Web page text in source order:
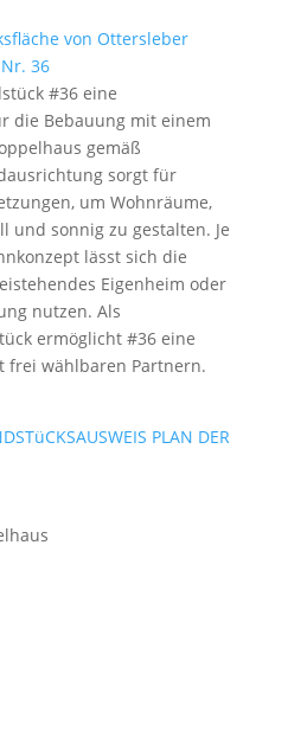
#36 eine
die Bebauung mit einem
gemäß
sorgt für
um Wohnräume,
und sonnig zu gestalten. Je
lässt sich die
Eigenheim oder
nutzen. Als
ermöglicht #36 eine
frei wählbaren Partnern.
PLAN DER